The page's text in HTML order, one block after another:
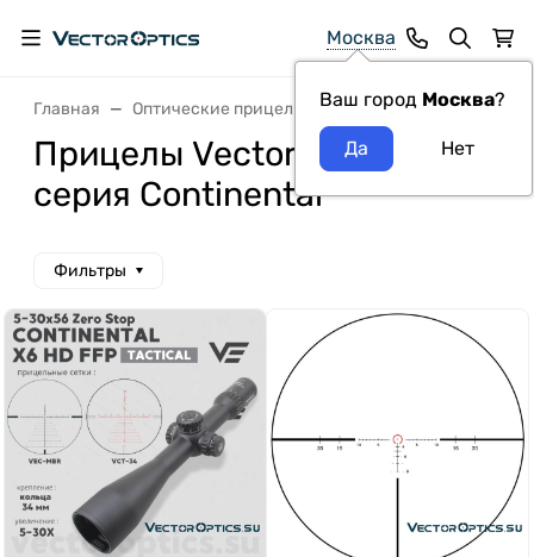
Москва
Ваш город Москва?
Главная Оптические прицелы VectorOptics Линейка
Прицелы Vector Optics
серия Continental
Фильтры